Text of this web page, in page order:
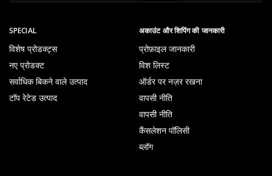
SPECIAL
विशेष प्रोडक्ट्स
नए प्रोडक्ट
सर्वाधिक बिकने वाले उत्पाद
टॉप रेटेड उत्पाद
अकाउंट और शिपिंग की जानकारी
प्रोफ़ाइल जानकारी
विश लिस्ट
ऑर्डर पर नज़र रखना
वापसी नीति
वापसी नीति
कैंसलेशन पॉलिसी
ब्लॉग